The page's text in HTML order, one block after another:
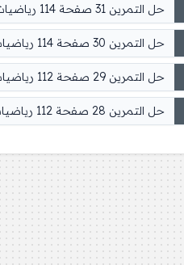
حل التمرين 31 صفحة 114 رياضيات السنة الثانية متوسط
حل التمرين 30 صفحة 114 رياضيات السنة الثانية متوسط
حل التمرين 29 صفحة 112 رياضيات السنة الثانية متوسط
حل التمرين 28 صفحة 112 رياضيات السنة الثانية متوسط